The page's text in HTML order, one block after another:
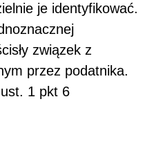
je identyfikować.
związek z
przez podatnika.
1 pkt 6